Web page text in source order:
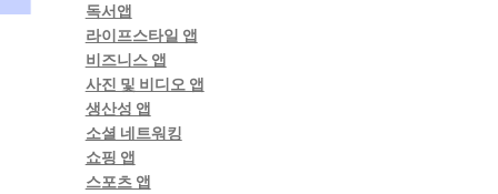
독서앱
라이프스타일 앱
비즈니스 앱
사진 및 비디오 앱
생산성 앱
소셜 네트워킹
쇼핑 앱
스포츠 앱